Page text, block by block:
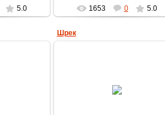
5.0 1653 0 5.0
Шрек